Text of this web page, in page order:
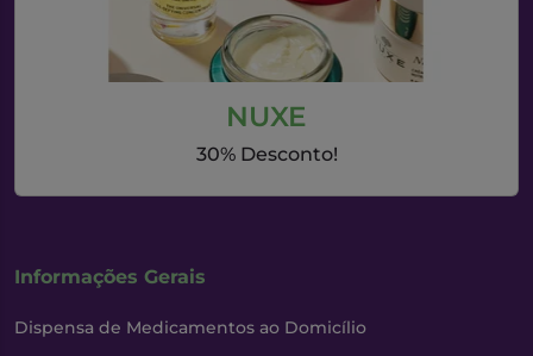
NUXE
30% Desconto!
Informações Gerais
Dispensa de Medicamentos ao Domicílio